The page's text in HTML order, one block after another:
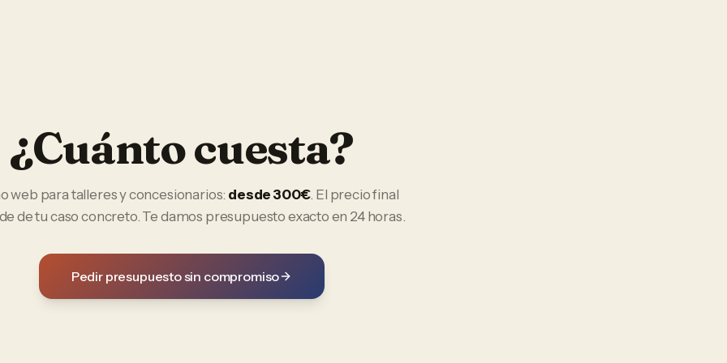
¿Cuánto cuesta?
web paratalleres y concesionarios: desde 300€. El precio final
de tu caso concreto. Te damos presupuesto exacto en 24 horas.
Pedir presupuesto sin compromiso